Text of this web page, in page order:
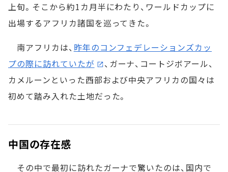
上旬。そこから約1カ月半にわたり、ワールドカップに
出場するアフリカ諸国を巡ってきた。
南アフリカは、 昨年のコンフェデレーションズカッ
プの際に訪れていたが
、ガーナ、コートジボアール、
カメルーンといった西部および中央アフリカの国々は
初めて踏み入れた土地だった。
中国の存在感
その中で最初に訪れたガーナで驚いたのは、国内で